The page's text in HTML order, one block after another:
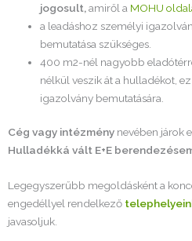
jogosult,amiről a MOHU
a leadáshoz személyi
bemutatása szükséges.
400 m2-nél nagyobb
nélkül veszik át a hulladékot,
igazolvány bemutatására.
Cég vagy intézmény nevében járok
Hulladékká vált E+E
Legegyszerűbb megoldásként a
engedéllyel rendelkező
javasoljuk.